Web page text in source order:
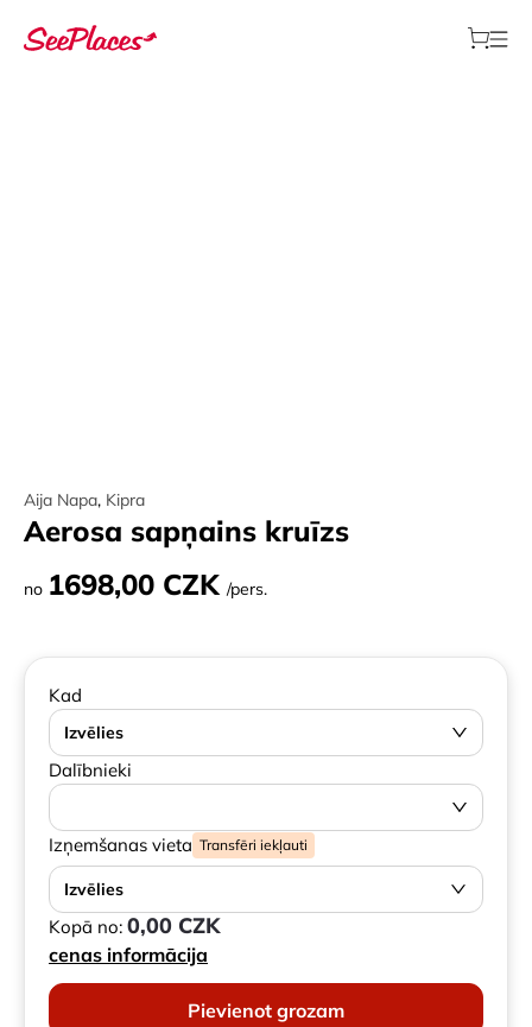
Aija Napa, Kipra
Aerosa sapņains kruīzs
no 1698,00 CZK /pers.
Kad
Izvēlies
Dalībnieki
Izņemšanas vieta Transfēri iekļauti
Izvēlies
Kopā no: 0,00 CZK
cenas informācija
Pievienot grozam